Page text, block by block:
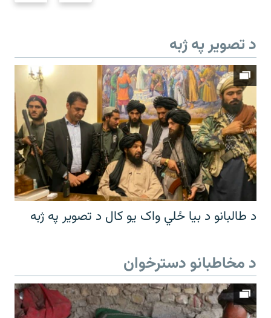
د تصویر په ژبه
د طالبانو د بیا ځلي واک یو کال د تصویر په ژبه
د مخاطبانو دسترخوان